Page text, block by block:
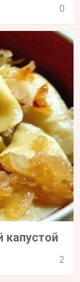
0
капустой
2